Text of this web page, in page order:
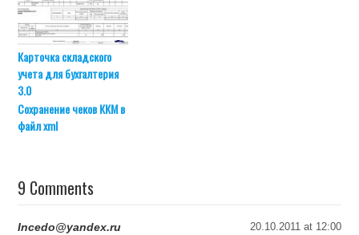
Карточка складского
учета для бухгалтерия
3.0
Сохранение чеков ККМ в
файл xml
9 Comments
Incedo@yandex.ru 20.10.2011 at 12:00